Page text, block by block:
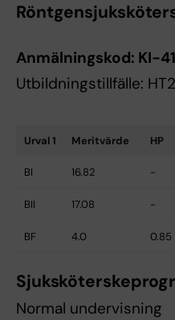
Anmälningskod: KI-
Utbildningstillfälle:
Urval 1 Meritvärde HP
BI 16.82 -
BII 17.08 -
BF 4.0 0.85
Normal undervisning